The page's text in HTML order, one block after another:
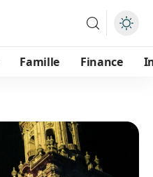
Famille Finance